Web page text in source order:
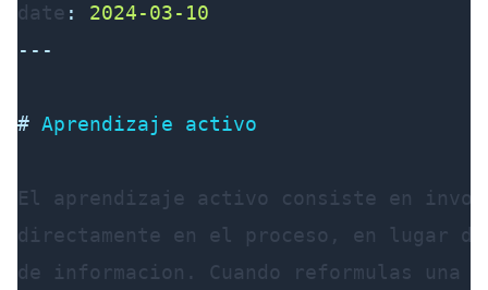
date :
2024-03-10
---
# Aprendizaje activo
El aprendizaje activo consiste en
directamente en el proceso, en lugar
de informacion. Cuando reformulas una